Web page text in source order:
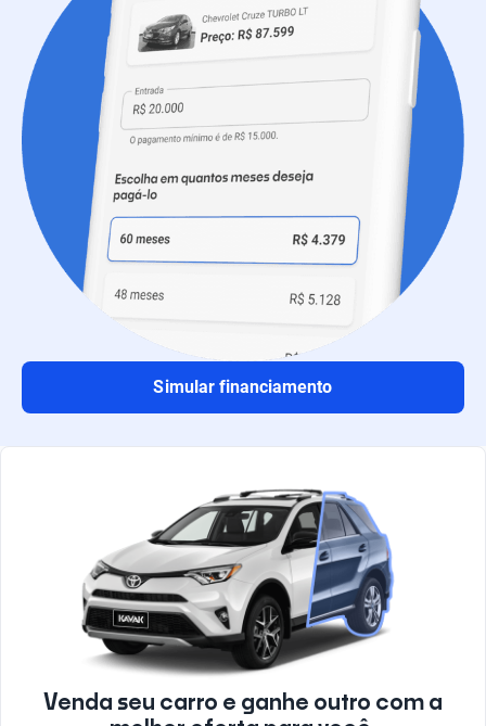
Simular financiamento
Venda seu carro e ganhe outro com a